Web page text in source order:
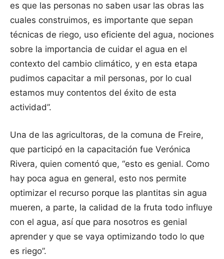
es que las personas no saben usar las obras las
cuales construimos, es importante que sepan
técnicas de riego, uso eficiente del agua, nociones
sobre la importancia de cuidar el agua en el
contexto del cambio climático, y en esta etapa
pudimos capacitar a mil personas, por lo cual
estamos muy contentos del éxito de esta
actividad”.
Una de las agricultoras, de la comuna de Freire,
que participó en la capacitación fue Verónica
Rivera, quien comentó que, “esto es genial. Como
hay poca agua en general, esto nos permite
optimizar el recurso porque las plantitas sin agua
mueren, a parte, la calidad de la fruta todo influye
con el agua, así que para nosotros es genial
aprender y que se vaya optimizando todo lo que
es riego”.